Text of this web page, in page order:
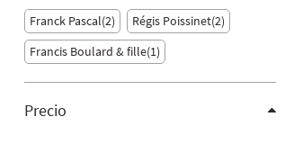
Franck Pascal 2 Régis Poissinet 2
Francis Boulard & fille 1
Precio